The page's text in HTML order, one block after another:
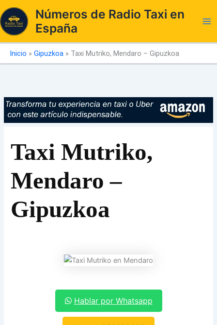
al
contenido
Números de Radio Taxi en
España
Inicio » Gipuzkoa » Taxi Mutriko, Mendaro – Gipuzkoa
Taxi Mutriko,
Mendaro –
Gipuzkoa
Hablar por Whatsapp